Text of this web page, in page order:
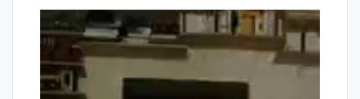
Lecteur
vidéo